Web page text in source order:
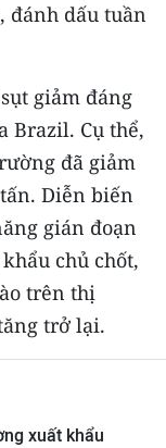
đánh dấu tuần
giảm đáng
Brazil. Cụ thể,
đã giảm
Diễn biến
gián đoạn
chủ chốt,
trên thị
trở lại.
xuất khẩu